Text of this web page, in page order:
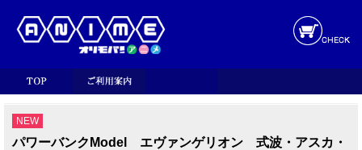
NEW
パワーバンクModel エヴァンゲリオン 式波・アスカ・